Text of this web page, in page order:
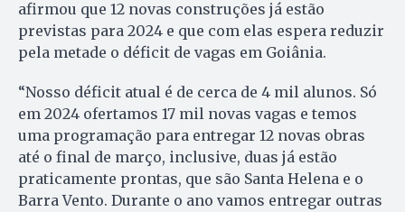
afirmou que 12 novas construções já estão
previstas para 2024 e que com elas espera reduzir
pela metade o déficit de vagas em Goiânia.
“Nosso déficit atual é de cerca de 4 mil alunos. Só
em 2024 ofertamos 17 mil novas vagas e temos
uma programação para entregar 12 novas obras
até o final de março, inclusive, duas já estão
praticamente prontas, que são Santa Helena e o
Barra Vento. Durante o ano vamos entregar outras